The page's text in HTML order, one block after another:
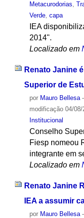
Metacurodorias,
Verde, capa
IEA
2014".
Localizado em
Renato Janine
Superior de
por Mauro Bellesa
modificação04/08/
Institucional
Conselho
Fiesp nomeou
integrante em
Localizado em
Renato Janine
IEA a assumir
por Mauro Bellesa